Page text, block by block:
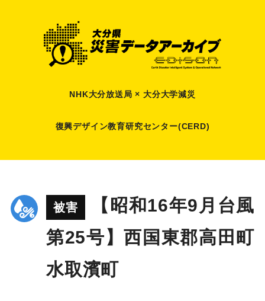
NHK大分放送局 × 大分大学減災
復興デザイン教育研究センター(CERD)
被害
【昭和16年9月台風
第25号】西国東郡高田町
水取濱町